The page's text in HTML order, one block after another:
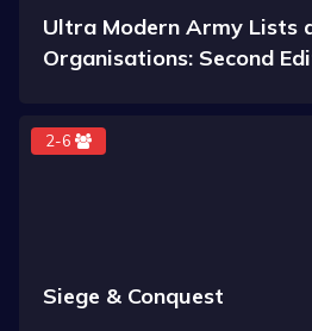
Ultra Modern Army Lists
Organisations: Second
2-6
Siege & Conquest